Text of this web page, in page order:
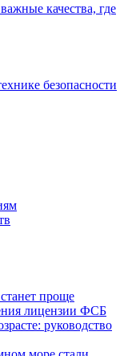
безопасности
проще
лицензии ФСБ
руководство